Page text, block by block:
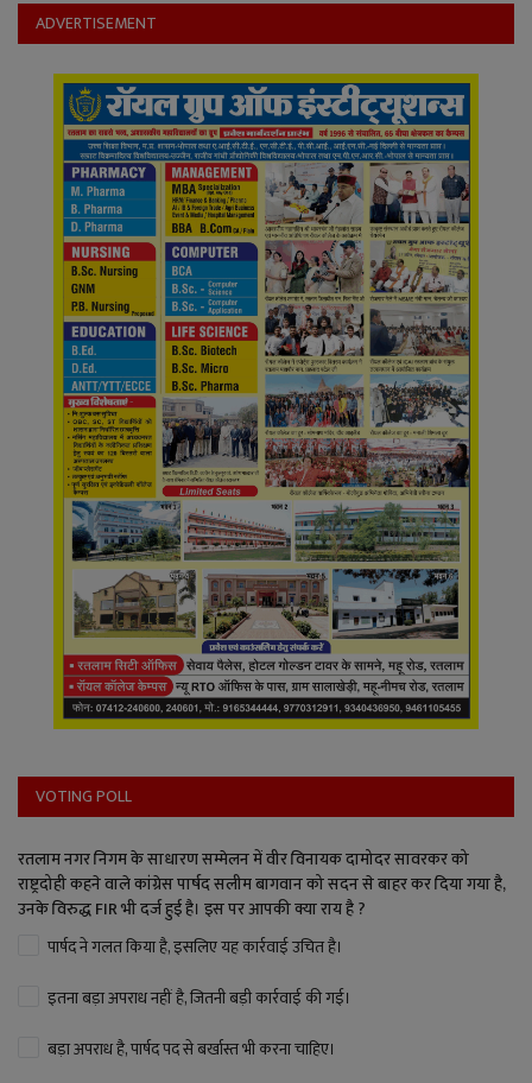
ADVERTISEMENT
VOTING POLL
रतलाम नगर निगम के साधारण सम्मेलन में वीर विनायक दामोदर सावरकर को
राष्ट्रदोही कहने वाले कांग्रेस पार्षद सलीम बागवान को सदन से बाहर कर दिया गया है,
उनके विरुद्ध FIR भी दर्ज हुई है। इस पर आपकी क्या राय है ?
पार्षद ने गलत किया है, इसलिए यह कार्रवाई उचित है।
इतना बड़ा अपराध नहीं है, जितनी बड़ी कार्रवाई की गई।
बड़ा अपराध है, पार्षद पद से बर्खास्त भी करना चाहिए।